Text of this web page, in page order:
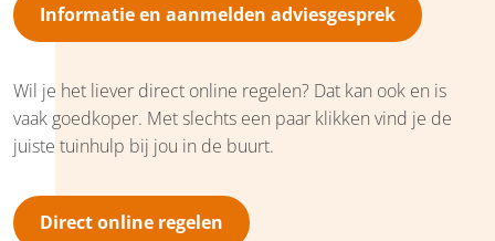
Informatie en aanmelden adviesgesprek
Wil je het liever direct online regelen? Dat kan ook en is
vaak goedkoper. Met slechts een paar klikken vind je de
juiste tuinhulp bij jou in de buurt.
Direct online regelen